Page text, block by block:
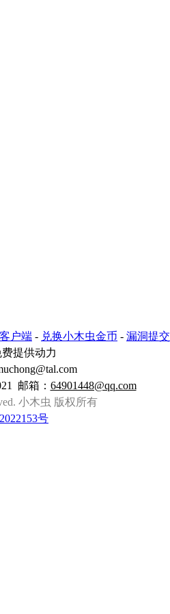
户端 - 兑换小木虫金币 - 漏洞提交
提供动力
邮箱： 64901448@qq.com
小木虫 版权所有
号